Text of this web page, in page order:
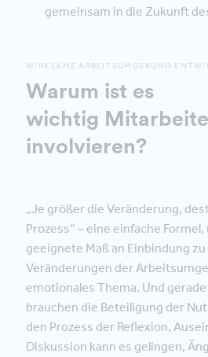
gemeinsam in die Zukunft
WIRKSAME ARBEITSUMGEBUNG
Warum ist es
wichtig
involvieren?
„Je größer die Veränderung,
Prozess“ – eine einfache
geeignete Maß an Einbindung
Veränderungen der
emotionales Thema. Und
brauchen die Beteiligung der
den Prozess der Reflexion,
Diskussion kann es gelingen,